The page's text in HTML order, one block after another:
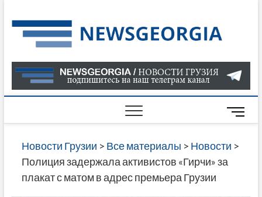
to
content
О
В
ГРУЗИИ
САЙТЕ
M
e
n
Новости Грузии > Все материалы > Новости >
Полиция задержала активистов «Гирчи» за
плакат с матом в адрес премьера Грузии